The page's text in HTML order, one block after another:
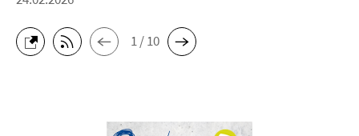
1 / 10